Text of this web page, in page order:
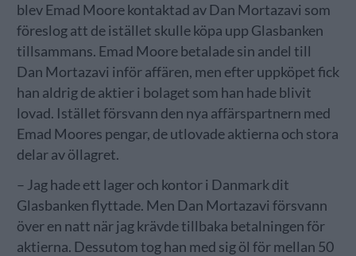
blev Emad Moore kontaktad av Dan Mortazavi som
föreslog att de istället skulle köpa upp Glasbanken
tillsammans. Emad Moore betalade sin andel till
Dan Mortazavi inför affären, men efter uppköpet fick
han aldrig de aktier i bolaget som han hade blivit
lovad. Istället försvann den nya affärspartnern med
Emad Moores pengar, de utlovade aktierna och stora
delar av öllagret.
– Jag hade ett lager och kontor i Danmark dit
Glasbanken flyttade. Men Dan Mortazavi försvann
över en natt när jag krävde tillbaka betalningen för
aktierna. Dessutom tog han med sig öl för mellan 50